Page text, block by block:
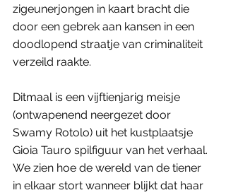
zigeunerjongen in kaart bracht die
door een gebrek aan kansen in een
doodlopend straatje van criminaliteit
verzeild raakte.
Ditmaal is een vijftienjarig meisje
(ontwapenend neergezet door
Swamy Rotolo) uit het kustplaatsje
Gioia Tauro spilfiguur van het verhaal.
We zien hoe de wereld van de tiener
in elkaar stort wanneer blijkt dat haar